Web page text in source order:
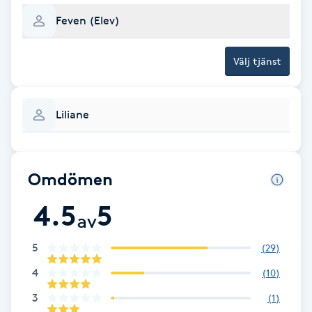
Faceliftmassage
Fet hårbotten
Fettreducering
Fibromassage
Fillers
Fotmassage
Feven (Elev)
Välj tjänst
Liliane
Omdömen
4.5av5
5 (29)
4 (10)
3 (1)